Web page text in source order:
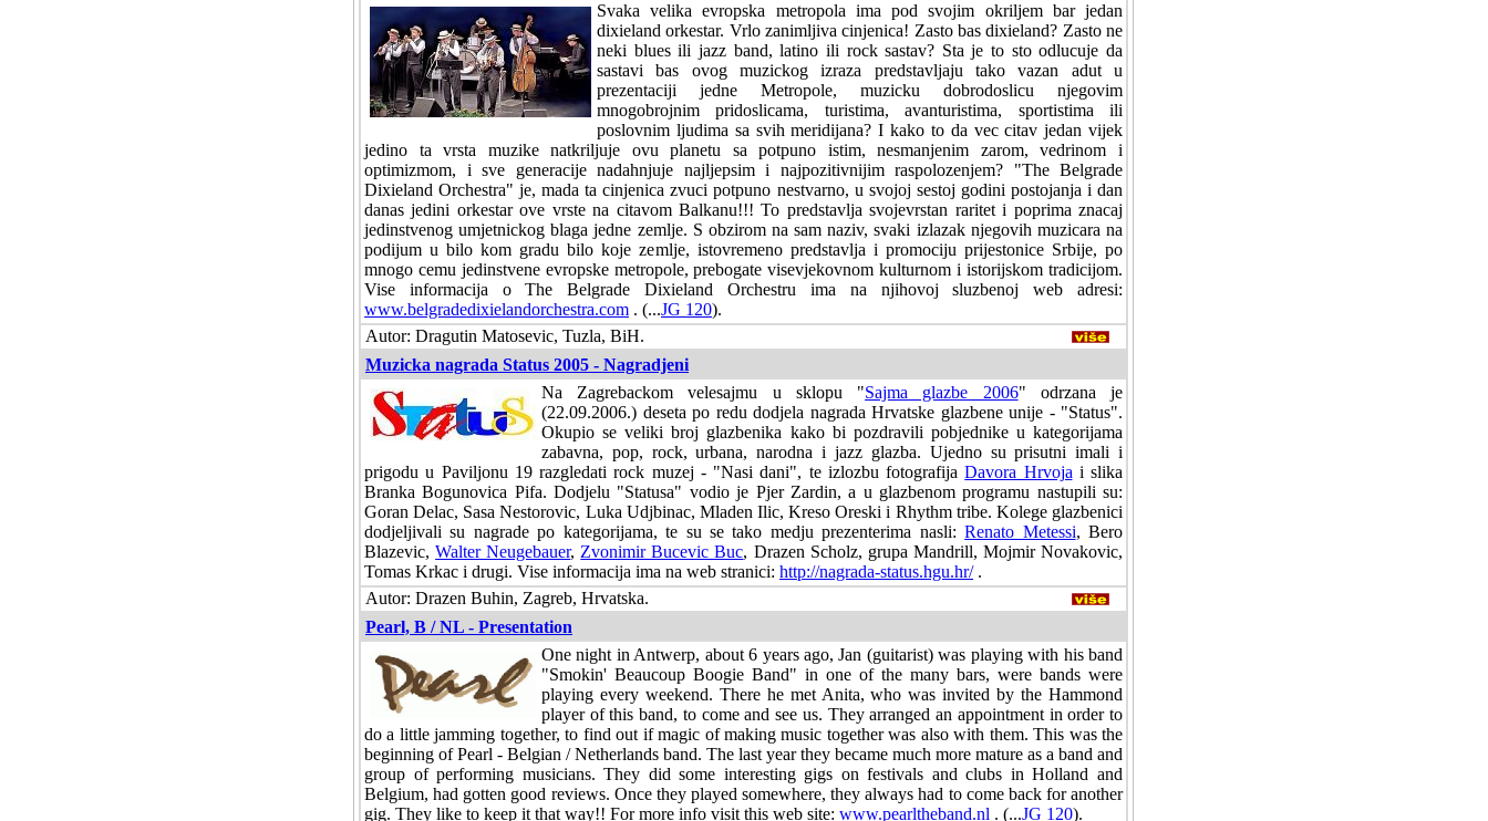
Svaka velika evropska metropola ima pod svojim okriljem bar jedan
dixieland orkestar. Vrlo zanimljiva cinjenica! Zasto bas dixieland? Zasto ne
neki blues ili jazz band, latino ili rock sastav? Sta je to sto odlucuje da
sastavi bas ovog muzickog izraza predstavljaju tako vazan adut u
prezentaciji jedne Metropole, muzicku dobrodoslicu njegovim
mnogobrojnim pridoslicama, turistima, avanturistima, sportistima ili
poslovnim ljudima sa svih meridijana? I kako to da vec citav jedan vijek
jedino ta vrsta muzike natkriljuje ovu planetu sa potpuno istim, nesmanjenim zarom, vedrinom i
optimizmom, i sve generacije nadahnjuje najljepsim i najpozitivnijim raspolozenjem? "The Belgrade
Dixieland Orchestra" je, mada ta cinjenica zvuci potpuno nestvarno, u svojoj sestoj godini postojanja i dan
danas jedini orkestar ove vrste na citavom Balkanu!!! To predstavlja svojevrstan raritet i poprima znacaj
jedinstvenog umjetnickog blaga jedne zemlje. S obzirom na sam naziv, svaki izlazak njegovih muzicara na
podijum u bilo kom gradu bilo koje zemlje, istovremeno predstavlja i promociju prijestonice Srbije, po
mnogo cemu jedinstvene evropske metropole, prebogate visevjekovnom kulturnom i istorijskom tradicijom.
Vise informacija o The Belgrade Dixieland Orchestru ima na njihovoj sluzbenoj web adresi:
www.belgradedixielandorchestra.com . (...JG 120).
Autor: Dragutin Matosevic, Tuzla, BiH.
Muzicka nagrada Status 2005 - Nagradjeni
Na Zagrebackom velesajmu u sklopu "Sajma glazbe 2006" odrzana je
(22.09.2006.) deseta po redu dodjela nagrada Hrvatske glazbene unije - "Status".
Okupio se veliki broj glazbenika kako bi pozdravili pobjednike u kategorijama
zabavna, pop, rock, urbana, narodna i jazz glazba. Ujedno su prisutni imali i
prigodu u Paviljonu 19 razgledati rock muzej - "Nasi dani", te izlozbu fotografijaDavora Hrvoja i slika
Branka Bogunovica Pifa. Dodjelu "Statusa" vodio je Pjer Zardin, a u glazbenom programu nastupili su:
Goran Delac, Sasa Nestorovic, Luka Udjbinac, Mladen Ilic, Kreso Oreski i Rhythm tribe. Kolege glazbenici
dodjeljivali su nagrade po kategorijama, te su se tako medju prezenterima nasli:Renato Metessi, Bero
Blazevic,Walter Neugebauer, Zvonimir Bucevic Buc, Drazen Scholz, grupa Mandrill, Mojmir Novakovic,
Tomas Krkac i drugi. Vise informacija ima na web stranici: http://nagrada-status.hgu.hr/.
Autor: Drazen Buhin, Zagreb, Hrvatska.
Pearl, B / NL - Presentation
One night in Antwerp, about 6 years ago, Jan (guitarist) was playing with his band
"Smokin' Beaucoup Boogie Band" in one of the many bars, were bands were
playing every weekend. There he met Anita, who was invited by the Hammond
player of this band, to come and see us. They arranged an appointment in order to
do a little jamming together, to find out if magic of making music together was also with them. This was the
beginning of Pearl - Belgian / Netherlands band. The last year they became much more mature as a band and
group of performing musicians. They did some interesting gigs on festivals and clubs in Holland and
Belgium, had gotten good reviews. Once they played somewhere, they always had to come back for another
gig. They like to keep it that way!! For more info visit this web site: www.pearltheband.nl . (...JG 120).